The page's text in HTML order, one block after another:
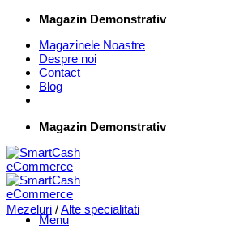
Skip
content
Magazin Demonstrativ
Magazinele Noastre
Despre noi
Contact
Blog
Magazin Demonstrativ
Menu
Mezeluri /Alte specialitati